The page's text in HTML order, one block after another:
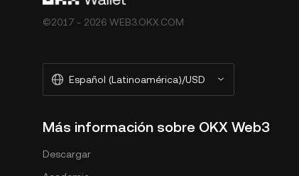
©2017 - 2026 WEB3.OKX.COM
Español (Latinoamérica)/USD
Más información sobre OKX Web3
Descargar